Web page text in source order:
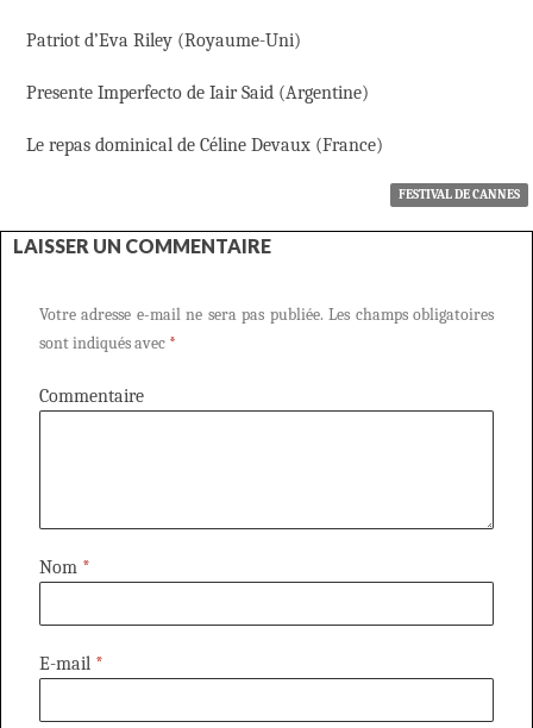
Patriot d’Eva Riley (Royaume-Uni)
Presente Imperfecto de Iair Said (Argentine)
Le repas dominical de Céline Devaux (France)
FESTIVAL DE CANNES
LAISSER UN COMMENTAIRE
Votre adresse e-mail ne sera pas publiée. Les champs obligatoires
sont indiqués avec *
Commentaire
Nom *
E-mail *